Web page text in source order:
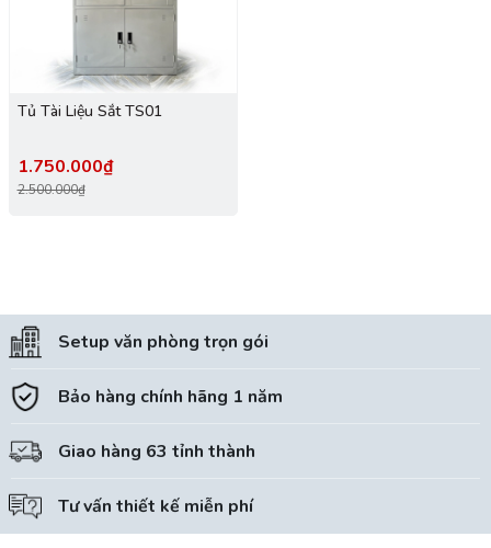
Tủ Tài Liệu Sắt TS01
1.750.000₫
2.500.000₫
Setup văn phòng trọn gói
Bảo hàng chính hãng 1 năm
Giao hàng 63 tỉnh thành
Tư vấn thiết kế miễn phí